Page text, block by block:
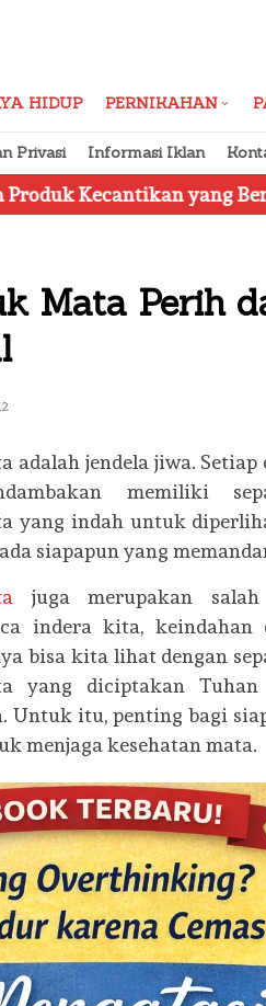
HIDUP PERNIKAHAN
Privasi Informasi Iklan
yang Benar Jangan
Mata Perih
adalah jendela jiwa. Setiap
memiliki
yang indah untuk
siapapun yang
juga merupakan
indera kita, keindahan
bisa kita lihat dengan
yang diciptakan Tuhan
Untuk itu, penting bagi
menjaga kesehatan mata.